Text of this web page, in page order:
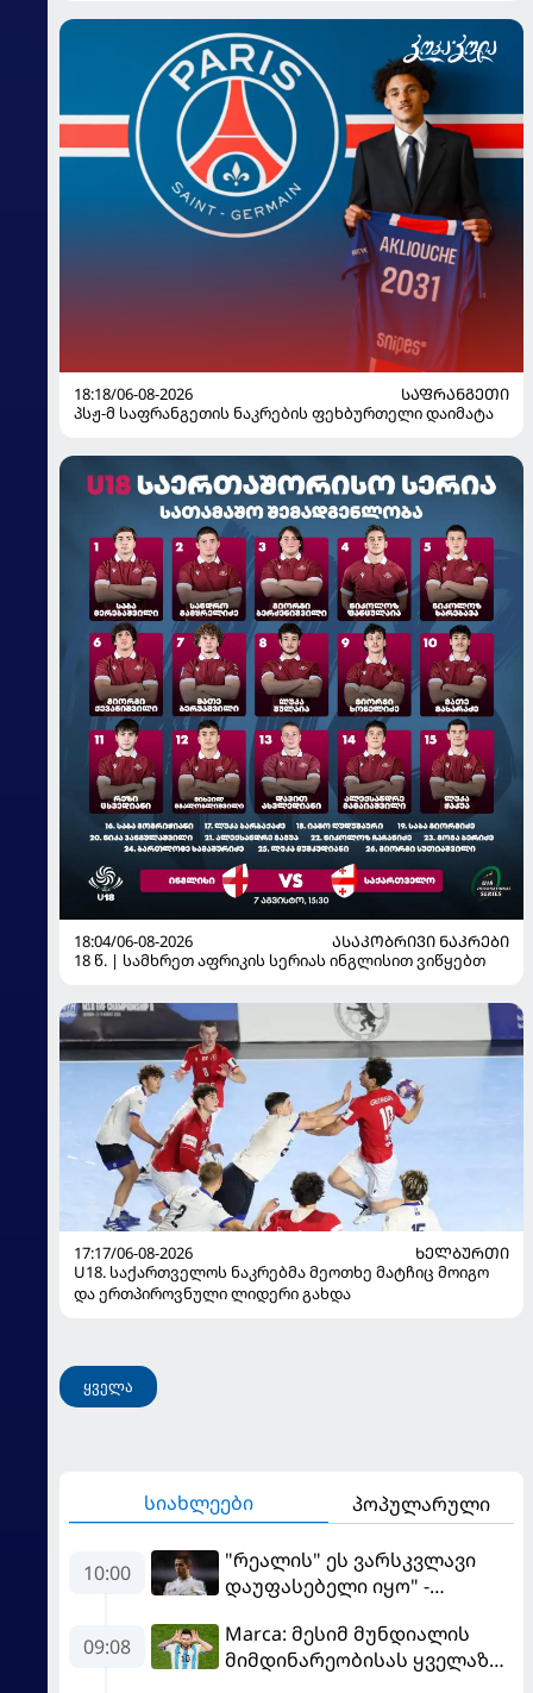
18:18/06-08-2026
ᲡᲐᲤᲠᲐᲜᲒᲔᲗᲘ
პსჟ-მ საფრანგეთის ნაკრების ფეხბურთელი დაიმატა
18:04/06-08-2026
ᲐᲡᲐᲙᲝᲑᲠᲘᲕᲘ ᲜᲐᲙᲠᲔᲑᲘ
18 წ. | სამხრეთ აფრიკის სერიას ინგლისით ვიწყებთ
17:17/06-08-2026
ᲮᲔᲚᲑᲣᲠᲗᲘ
U18. საქართველოს ნაკრებმა მეოთხე მატჩიც მოიგო
და ერთპიროვნული ლიდერი გახდა
ყველა
სიახლეები პოპულარული
10:00
"რეალის" ეს ვარსკვლავი
დაუფასებელი იყო" -
თანაგუნდელზე ისაუბრა
09:08
Marca: მესიმ მუნდიალის
მიმდინარეობისას ყველაზე